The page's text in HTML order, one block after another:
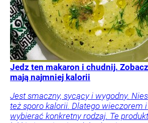
Jedz ten makaron i chudnij.
mają najmniej kalorii
Jest smaczny, sycący i wygodny.
też sporo kalorii. Dlatego wieczorem
wybierać konkretny rodzaj. Te